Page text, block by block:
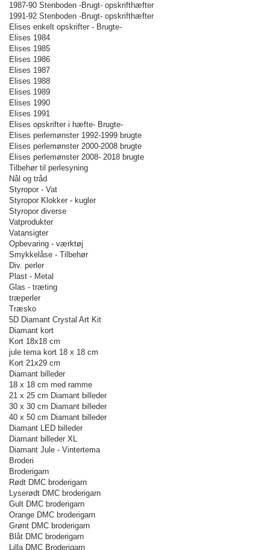
1987-90 Stenboden -Brugt- opskrifthæfter
1991-92 Stenboden -Brugt- opskrifthæfter
Elises enkelt opskrifter - Brugte-
Elises 1984
Elises 1985
Elises 1986
Elises 1987
Elises 1988
Elises 1989
Elises 1990
Elises 1991
Elises opskrifter i hæfte- Brugte-
Elises perlemønster 1992-1999 brugte
Elises perlemønster 2000-2008 brugte
Elises perlemønster 2008- 2018 brugte
Tilbehør til perlesyning
Nål og tråd
Styropor - Vat
Styropor Klokker - kugler
Styropor diverse
Vatprodukter
Vatansigter
Opbevaring - værktøj
Smykkelåse - Tilbehør
Div. perler
Plast - Metal
Glas - træting
træperler
Træsko
5D Diamant Crystal Art Kit
Diamant kort
Kort 18x18 cm
jule tema kort 18 x 18 cm
Kort 21x29 cm
Diamant billeder
18 x 18 cm med ramme
21 x 25 cm Diamant billeder
30 x 30 cm Diamant billeder
40 x 50 cm Diamant billeder
Diamant LED billeder
Diamant billeder XL
Diamant Jule - Vintertema
Broderi
Broderigarn
Rødt DMC broderigarn
Lyserødt DMC broderigarn
Gult DMC broderigarn
Orange DMC broderigarn
Grønt DMC broderigarn
Blåt DMC broderigarn
Lilla DMC Broderigarn